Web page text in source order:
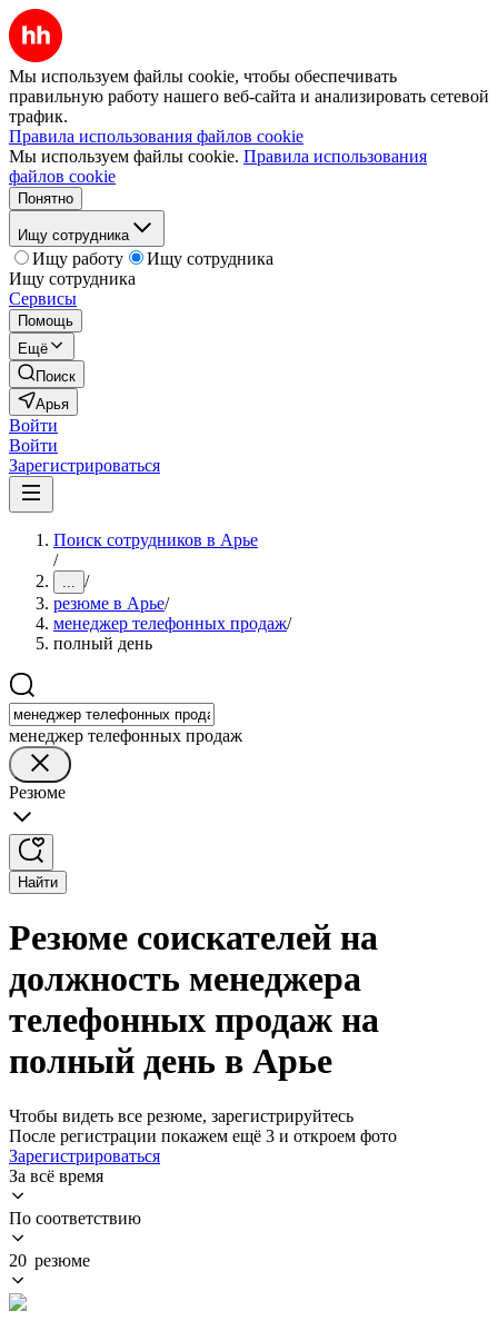
Мы используем файлы cookie, чтобы обеспечивать
правильную работу нашего веб-сайта и анализировать сетевой
трафик.
Правила использования файлов cookie
Мы используем файлы cookie. Правила использования
файлов cookie
Понятно
Ищу сотрудника
Ищу работу
Ищу сотрудника
Ищу сотрудника
Сервисы
Помощь
Ещё
Поиск
Арья
Войти
Войти
Зарегистрироваться
Поиск сотрудников в Арье
/
... /
резюме в Арье/
менеджер телефонных продаж/
полный день
менеджер телефонных продаж
Резюме
Найти
Резюме соискателей на
должность менеджера
телефонных продаж на
полный день в Арье
Чтобы видеть все резюме, зарегистрируйтесь
После регистрации покажем ещё 3 и откроем фото
Зарегистрироваться
За всё время
По соответствию
20 резюме